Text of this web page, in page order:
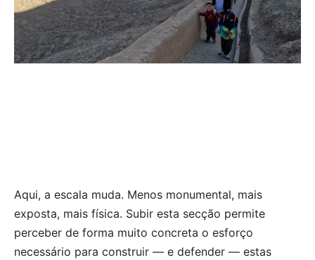
Aqui, a escala muda. Menos monumental, mais
exposta, mais física. Subir esta secção permite
perceber de forma muito concreta o esforço
necessário para construir — e defender — estas